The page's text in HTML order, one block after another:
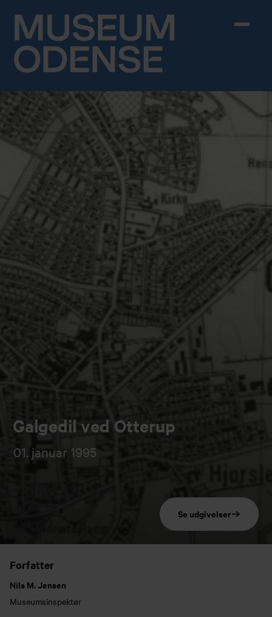
Galgedil ved Otterup
01. januar 1995
Se udgivelser
Forfatter
Nils M. Jensen
Museumsinspektør